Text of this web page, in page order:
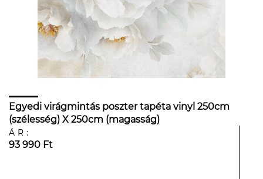
Egyedi virágmintás poszter tapéta vinyl 250cm
(szélesség) X 250cm (magasság)
ÁR:
93 990 Ft